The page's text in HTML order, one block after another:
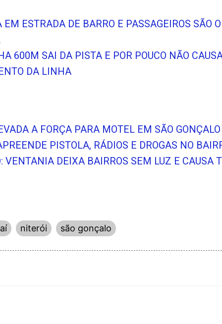
ESTRADA DE BARRO E PASSAGEIROS SÃO
600M SAI DA PISTA E POR POUCO NÃO
DA LINHA
A FORÇA PARA MOTEL EM SÃO GONÇALO
PISTOLA, RÁDIOS E DROGAS NO
VENTANIA DEIXA BAIRROS SEM LUZ E CAUSA
niterói são gonçalo